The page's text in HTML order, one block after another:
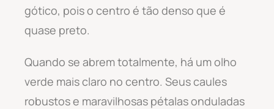
gótico, pois o centro é tão denso que é
quase preto.
Quando se abrem totalmente, há um olho
verde mais claro no centro. Seus caules
robustos e maravilhosas pétalas onduladas